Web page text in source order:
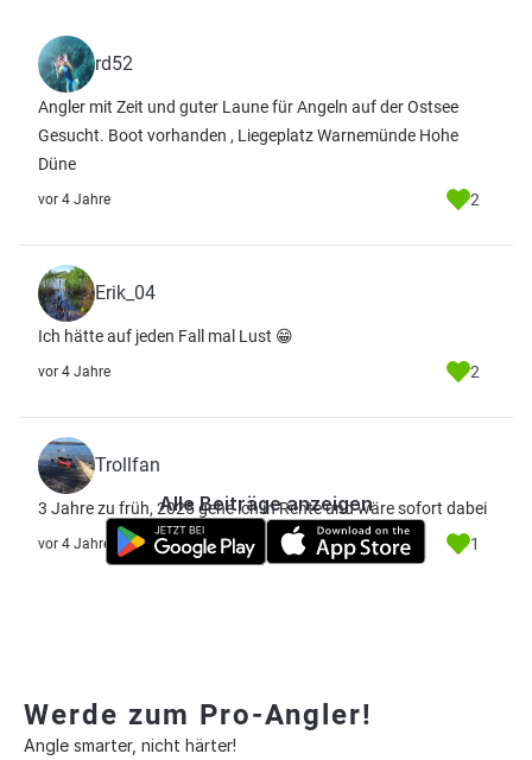
rd52
Angler mit Zeit und guter Laune für Angeln auf der Ostsee
Gesucht. Boot vorhanden , Liegeplatz Warnemünde Hohe
Düne
vor 4 Jahre 2
Erik_04
Ich hätte auf jeden Fall mal Lust 😁
vor 4 Jahre 2
Trollfan
3 Jahre zu früh, 2025 gehe ich in Rente und wäre sofort dabei
vor 4 Jahre 1
Alle Beiträge anzeigen
Werde zum Pro-Angler!
Angle smarter, nicht härter!